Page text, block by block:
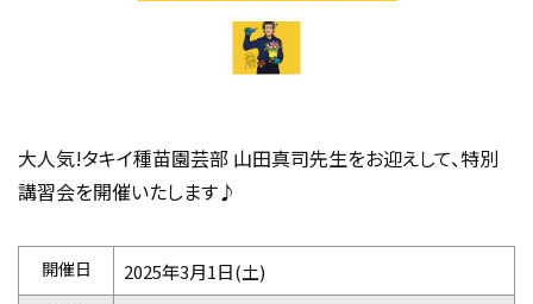
大人気!タキイ種苗園芸部 山田真司先生をお迎えして、特別
講習会を開催いたします♪
開催日 2025年3月1日(土)